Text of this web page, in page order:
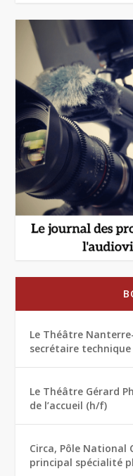
Le Théâtre
secrétaire
Le Théâtre Gérard
de l’accueil (h/f)
Circa, Pôle National
principal spécialité